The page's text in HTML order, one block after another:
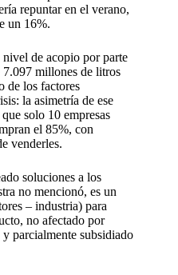
repuntar en el verano,
un 16%.
de acopio por parte
7.097 millones de litros
de los factores
la asimetría de ese
solo 10 empresas
el 85%, con
venderles.
soluciones a los
no mencionó, es un
– industria) para
no afectado por
parcialmente subsidiado